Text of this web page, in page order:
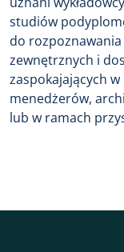
studiów
do
zewnętrznych i
zaspokajających
menedżerów,
lub w ramach